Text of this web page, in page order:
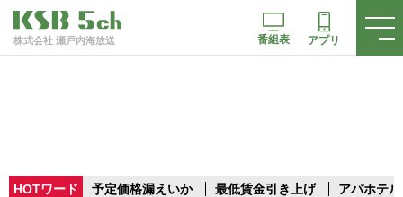
株式会社 瀬戸内海放送 番組表 アプリ
HOTワード 予定価格漏えいか 最低賃金引き上げ アパホテル